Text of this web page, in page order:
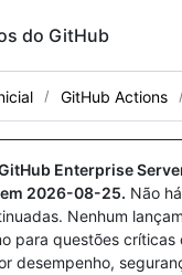
do GitHub
GitHub Actions
Enterprise
2026-08-25. Não
Nenhum
para questões críticas
desempenho,